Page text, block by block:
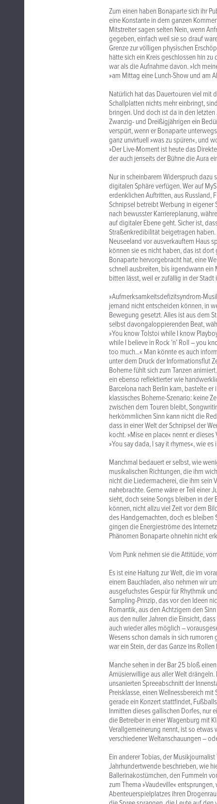
Zum einen haben Bonaparte sich ihr
eine Konstante in dem ganzen
Mitstreiter sagen selten Nein, wenn
gegeben, einfach weil sie so drauf
Grenze zur völligen physischen
hätte sich ein Kreis geschlossen hin
war als die Aufnahme davon. »Ich
»am Mittag eine Lunch-Show und am
Natürlich hat das Dauertouren viel mit
Schallplatten nichts mehr einbringt,
bringen. Und doch ist da in den
Zwanzig- und Dreißigjährigen ein
verspürt, wenn er Bonaparte
ganz unvirtuell »was zu spüren«, und
»Der Live-Moment ist heute das
der auch jenseits der Bühne die Aura
Nur in scheinbarem Widerspruch dazu
digitalen Sphäre verfügen. Wer auf
erdenklichen Auftritten, aus Russland,
Schnipsel betreibt Werbung in eigener
nach bewusster Karriereplanung,
auf digitaler Ebene geht. Sicher ist,
Straßenkredibilität beigetragen
Neuseeland vor ausverkauftem Haus
können sie es nicht haben, das ist
Bonaparte hervorgebracht hat, eine
schnell ausbreiten, bis irgendwann
bitten lässt, weil er zufällig in der
»Aufmerksamkeitsdefizitsyndrom-
jemand nicht entscheiden können, in
Bewegung gesetzt. Alles ist aus dem
selbst davongaloppierenden Beat,
»You know Tolstoi while I know
while I believe in Rock ’n’ Roll – you
too much...« Man könnte es auch
unter dem Druck der Informationsflut
Boheme fühlt sich zum Tanzen
ein ebenso reflektierter wie
Barcelona nach Berlin kam, bastelte
klassisches Boheme-Szenario: keine
zwischen dem Touren bleibt,
herkömmlichen Sinn kann nicht die
dass in einer Welt der Schnipsel der
kocht. »Mise en place« nennt er
»You say dada, I say it rhymes«, wie
Manchmal bedauert er selbst, wie
musikalischen Richtungen, die ihm
nicht die Liedermacherei, die ihm sein
nahebrachte. Gerne wäre er Teil einer
sieht, doch seine Songs bleiben in der
können, nicht allzu viel Zeit vor dem
des Handgemachten, doch es bleiben
gingen die Energieströme des
Phänomen Bonaparte ohnehin nicht
Vom Punk nehmen sie die Attitüde,
Es ist eine Haltung zur Welt, die im
einem Bauchladen, also nehmen wir
ausgefuchstes Gespür für Rhythmik
Sampling-Prinzip, das vor den Ideen
Romantik, aus den Achtzigern den
aus den nuller Jahren die Einsicht,
auch wieder alles möglich –
Wesens schon damals in sich
war ein Stein, der das Ganze ins
Manche sehen in der Bar 25 bloß
Amüsierwillige aus aller Welt
unsanierten Spreeabschnitt der
Preisklasse, einen Wellnessbereich
gerade ein Konzert stattfindet,
Inmitten dieses gallischen Dorfes, nur
die Betreiber in einer Wagenburg mit
Verallgemeinerung nennt, ist so
verschiedener Weltanschauungen –
Ein anderer Tobias, der
Jahrhundertwende beschrieben, wie
Ballerinakostümchen, den Fummeln
zum Thema »Vaudeville«
Abenteuerspielplatzes ihren